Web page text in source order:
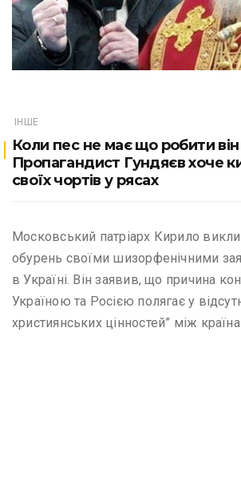
ІНШЕ
Коли пес не має що робити
Пропагандист Гундяєв хоче
своїх чортів у рясах
Московський патріарх Кирило
обурень своїми шизорфенічними
в Україні. Він заявив, що причина
Україною та Росією полягає у
християнських цінностей” між